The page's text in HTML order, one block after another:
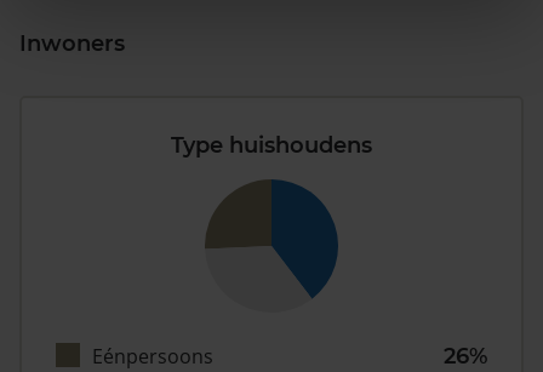
Inwoners
Type huishoudens
Eénpersoons
26%